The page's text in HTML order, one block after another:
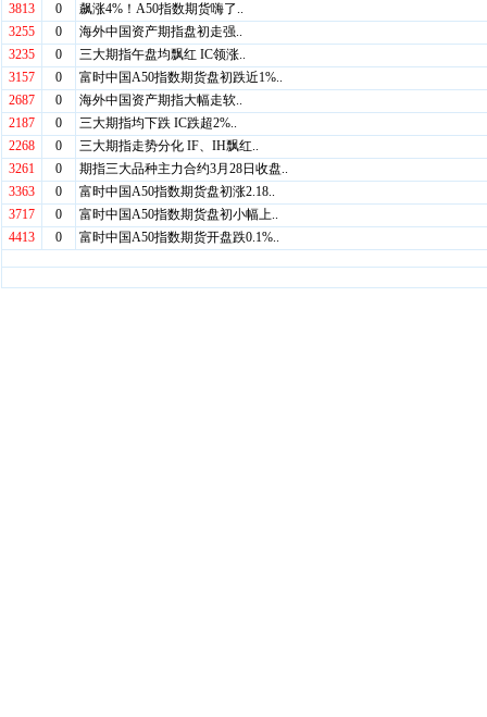
3813
0
飙涨4%！A50指数期货嗨了..
3255
0
海外中国资产期指盘初走强..
3235
0
三大期指午盘均飘红 IC领涨..
3157
0
富时中国A50指数期货盘初跌近1%..
2687
0
海外中国资产期指大幅走软..
2187
0
三大期指均下跌 IC跌超2%..
2268
0
三大期指走势分化 IF、IH飘红..
3261
0
期指三大品种主力合约3月28日收盘..
3363
0
富时中国A50指数期货盘初涨2.18..
3717
0
富时中国A50指数期货盘初小幅上..
4413
0 富时中国A50指数期货开盘跌0.1%..